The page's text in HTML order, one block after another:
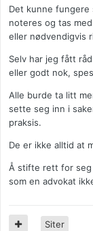
Det kunne fungere
noteres og tas
eller nødvendigvis
Selv har jeg fått
eller godt nok,
Alle burde ta litt
sette seg inn i
praksis.
De er ikke alltid at
Å stifte rett for
som en advokat
Siter